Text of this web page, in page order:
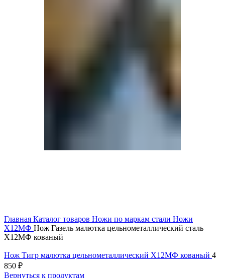
Главная Каталог товаров Ножи по маркам стали Ножи
Х12МФ Нож Газель малютка цельнометаллический сталь
Х12МФ кованый
Нож Тигр малютка цельнометаллический Х12МФ кованый 4
850 ₽
Вернуться к продуктам